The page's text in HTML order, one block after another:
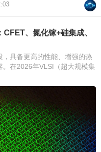
、氮化镓+硅集成、
具备更高的性能、增强的热
在2026年VLSI（超大规模集